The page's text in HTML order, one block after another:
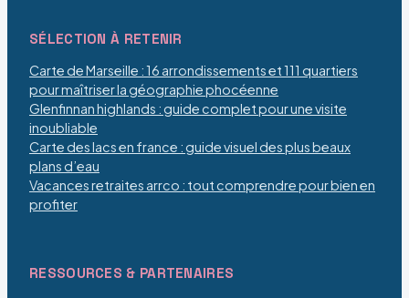
SÉLECTION À RETENIR
Carte de Marseille : 16 arrondissements et 111 quartiers
pour maîtriser la géographie phocéenne
Glenfinnan highlands : guide complet pour une visite
inoubliable
Carte des lacs en france : guide visuel des plus beaux
plans d’eau
Vacances retraites arrco : tout comprendre pour bien en
profiter
RESSOURCES & PARTENAIRES